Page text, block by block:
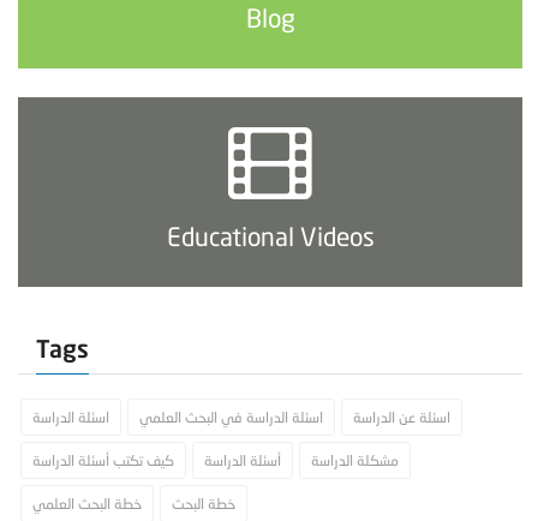
Blog
Educational Videos
Tags
اسئلة الدراسة اسئلة الدراسة في البحث العلمي اسئلة عن الدراسة
كيف تكتب أسئلة الدراسة أسئلة الدراسة مشكلة الدراسة
خطة البحث العلمي خطة البحث